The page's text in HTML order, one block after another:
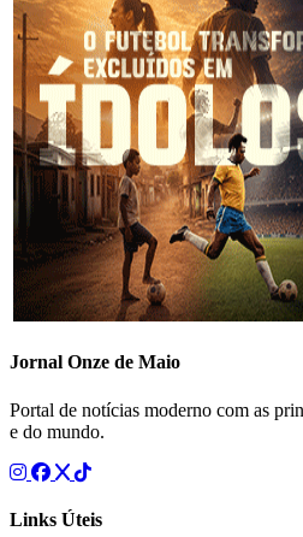
Jornal Onze de Maio
Portal de notícias moderno com as
e do mundo.
Links Úteis